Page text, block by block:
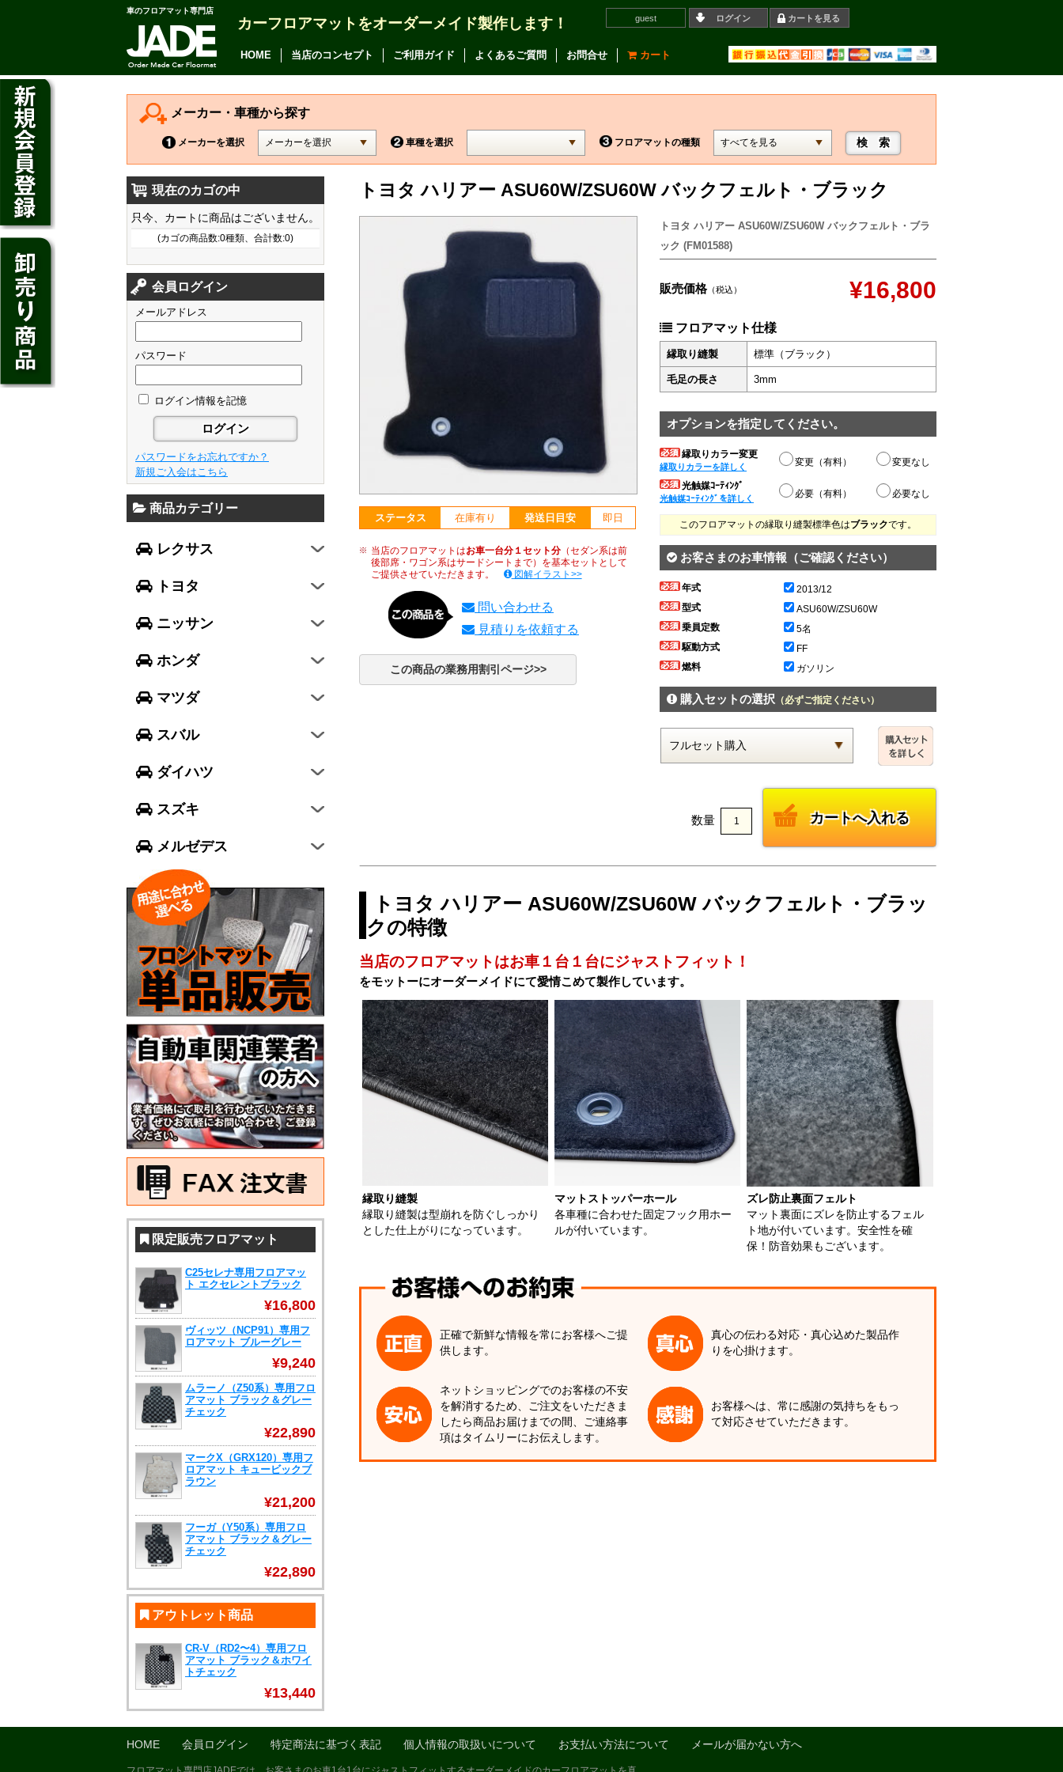
車のフロアマット専門店
カーフロアマットをオーダーメイド製作します！ guest ログイン カートを見る
HOME 当店のコンセプト ご利用ガイド よくあるご質問 お問合せ カート
メーカー・車種から探す
メーカーを選択 車種を選択 フロアマットの種類
トヨタ ハリアー ASU60W/ZSU60W バックフェルト・ブラック
ステータス 在庫有り 発送日目安 即日
当店のフロアマットはお車一台分１セット分（セダン系は前
後部席・ワゴン系はサードシートまで）を基本セットとして
ご提供させていただきます。
図解イラスト>>
問い合わせる
見積りを依頼する
この商品の業務用割引ページ>>
トヨタ ハリアー ASU60W/ZSU60W バックフェルト・ブラ
ック (FM01588)
販売価格（税込） ¥16,800
フロアマット仕様
縁取り縫製 標準（ブラック）
毛足の長さ 3mm
オプションを指定してください。
縁取りカラー変更
縁取りカラーを詳しく 変更（有料） 変更なし
光触媒ｺｰﾃｨﾝｸﾞ
光触媒ｺｰﾃｨﾝｸﾞを詳しく 必要（有料） 必要なし
このフロアマットの縁取り縫製標準色はブラックです。
お客さまのお車情報（ご確認ください）
年式
2013/12
型式
ASU60W/ZSU60W
乗員定数
5名
駆動方式
FF
燃料
ガソリン
購入セットの選択（必ずご指定ください）
数量
トヨタ ハリアー ASU60W/ZSU60W バックフェルト・ブラッ
クの特徴
当店のフロアマットはお車１台１台にジャストフィット！
をモットーにオーダーメイドにて愛情こめて製作しています。
縁取り縫製
縁取り縫製は型崩れを防ぐしっかり
とした仕上がりになっています。
マットストッパーホール
各車種に合わせた固定フック用ホー
ルが付いています。
ズレ防止裏面フェルト
マット裏面にズレを防止するフェル
ト地が付いています。安全性を確
保！防音効果もございます。
正確で新鮮な情報を常にお客様へご提
供します。
真心の伝わる対応・真心込めた製品作
りを心掛けます。
ネットショッピングでのお客様の不安
を解消するため、ご注文をいただきま
したら商品お届けまでの間、ご連絡事
項はタイムリーにお伝えします。
お客様へは、常に感謝の気持ちをもっ
て対応させていただきます。
現在のカゴの中
只今、カートに商品はございません。
(カゴの商品数:0種類、合計数:0)
会員ログイン
メールアドレス
パスワード
ログイン情報を記憶
パスワードをお忘れですか？
新規ご入会はこちら
商品カテゴリー
レクサス
CT200h
HS250h
GS
GS F
NX
RX
LX570
RC
LC
トヨタ
アルファード
ヴェルファイア
カムリ
カローラ アクシオ
プレミオ
プリウス
SAI
クラウン アスリート
クラウン マジェスタ
クラウン ロイヤル
アベンシス
カローラ フィールダー
プリウスα
FJクルーザー
CH-R
ハリアー
86
ニッサン
デイズ
デイズ ルークス
ジューク
ノート
キューブ
セレナ
エルグランド
エクストレイル
ティアナ
スカイライン
GT-R
ホンダ
フィット
シャトル
ジェイド
フリード
N-ONE
N-BOX
N-BOX SLASH
N-BOX+
N-WGN
グレイス
ヴェゼル
マツダ
フレア
フレアワゴン
フレアクロスオーバー
キャロル
デミオ
アクセラ スポーツ
アテンザ ワゴン
CX-3
ビアンテ
スバル
レガシィ B4
レガシィ アウトバック
WRX S4
インプレッサ スポーツ
インプレッサ G4
エクシーガ クロスオーバー7
ダイハツ
ミラ イース
ミラ
ミラ ココア
ムーヴ キャンバス
タント
トール
スズキ
スペーシア
ハスラー
エヴリィワゴン
スイフト
ジムニー シエラ
メルゼデス
Aクラス
GLCクラス
限定販売フロアマット
C25セレナ専用フロアマッ
ト エクセレントブラック
¥16,800
ヴィッツ（NCP91）専用フ
ロアマット ブルーグレー
¥9,240
ムラーノ（Z50系）専用フロ
アマット ブラック＆グレー
チェック
¥22,890
マークX（GRX120）専用フ
ロアマット キュービックブ
ラウン
¥21,200
フーガ（Y50系）専用フロ
アマット ブラック＆グレー
チェック
¥22,890
アウトレット商品
CR-V（RD2〜4）専用フロ
アマット ブラック＆ホワイ
トチェック
¥13,440
HOME 会員ログイン 特定商法に基づく表記 個人情報の取扱いについて お支払い方法について メールが届かない方へ